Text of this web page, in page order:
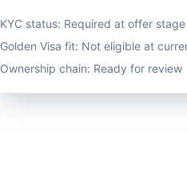
KYC status: Required at offer stage
Golden Visa fit: Not eligible at
Ownership chain: Ready for review